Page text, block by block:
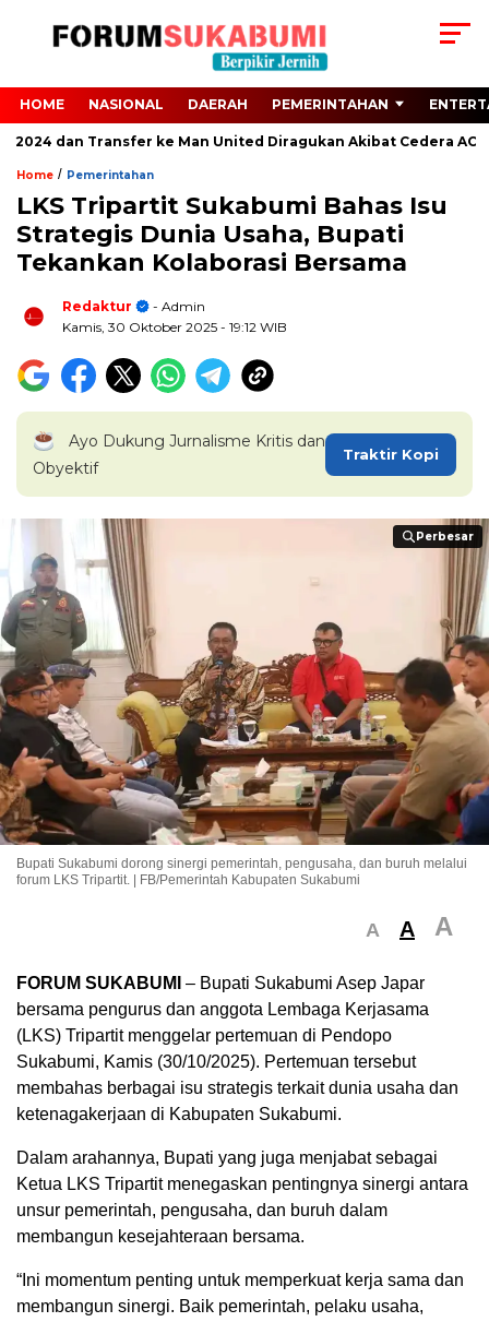
HOME NASIONAL DAERAH PEMERINTAHAN
dan Transfer ke Man United Diragukan Akibat Cedera ACL
Home / Pemerintahan
LKS Tripartit Sukabumi Bahas Isu
Strategis Dunia Usaha, Bupati
Tekankan Kolaborasi Bersama
Redaktur
- Admin
Kamis, 30 Oktober 2025 - 19:12 WIB
Ayo Dukung Jurnalisme Kritis dan
Obyektif
Traktir Kopi
Perbesar
Perbesar
Bupati Sukabumi dorong sinergi pemerintah, pengusaha, dan buruh melalui
forum LKS Tripartit. | FB/Pemerintah Kabupaten Sukabumi
A A A
FORUM SUKABUMI – Bupati Sukabumi Asep Japar
bersama pengurus dan anggota Lembaga Kerjasama
(LKS) Tripartit menggelar pertemuan di Pendopo
Sukabumi, Kamis (30/10/2025). Pertemuan tersebut
membahas berbagai isu strategis terkait dunia usaha dan
ketenagakerjaan di Kabupaten Sukabumi.
Dalam arahannya, Bupati yang juga menjabat sebagai
Ketua LKS Tripartit menegaskan pentingnya sinergi antara
unsur pemerintah, pengusaha, dan buruh dalam
membangun kesejahteraan bersama.
“Ini momentum penting untuk memperkuat kerja sama dan
membangun sinergi. Baik pemerintah, pelaku usaha,